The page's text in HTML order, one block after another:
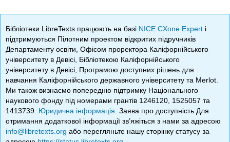
Бібліотеки LibreTexts працюють на базі NICE CXone Expert і
підтримуються Пілотним проектом відкритих підручників
Департаменту освіти, Офісом проректора Каліфорнійського
університету в Девісі, Бібліотекою Каліфорнійського
університету в Девісі, Програмою доступних рішень для
навчання Каліфорнійського державного університету та Merlot.
Ми також визнаємо попередню підтримку Національного
наукового фонду під номерами грантів 1246120, 1525057 та
1413739. Юридична інформація . Заява про доступність Для
отримання додаткової інформації зв’яжіться з нами за адресою
info@libretexts.org або перегляньте нашу сторінку статусу за